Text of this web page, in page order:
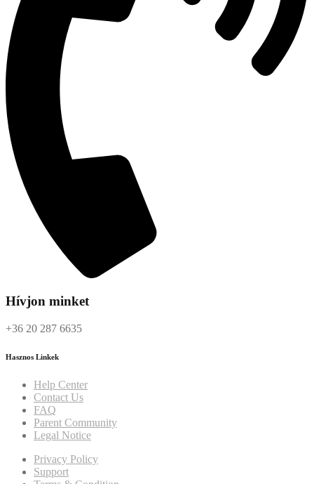
Hívjon minket
+36 20 287 6635
Hasznos Linkek
Help Center
Contact Us
FAQ
Parent Community
Legal Notice
Privacy Policy
Support